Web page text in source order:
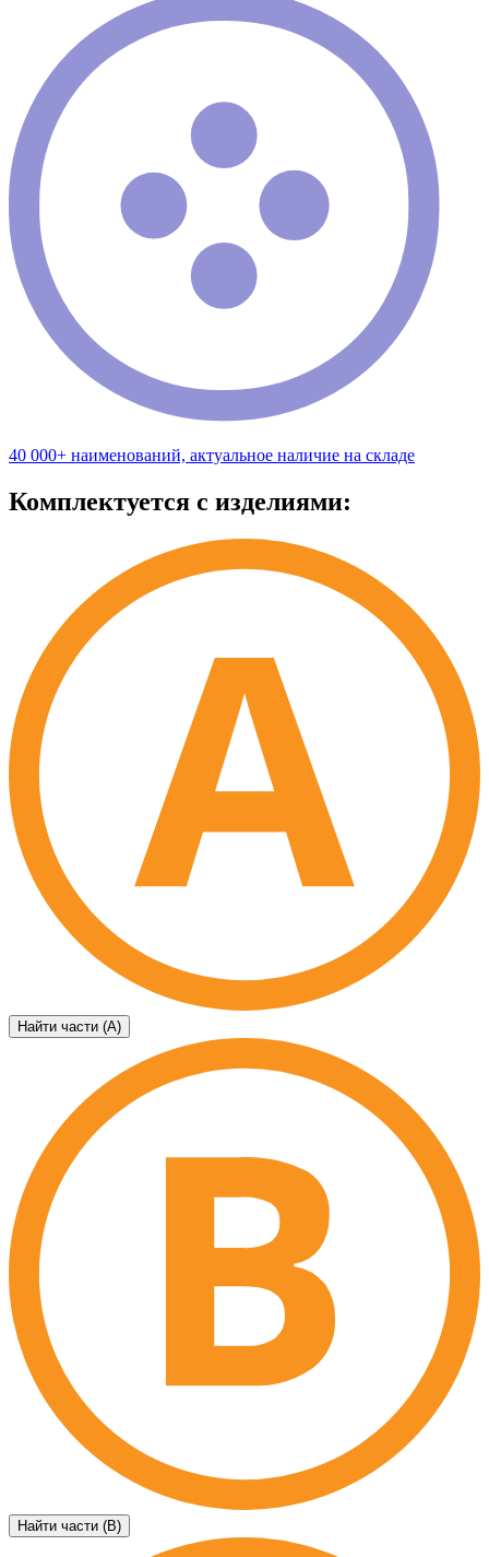
40 000+ наименований, актуальное наличие на складе
Комплектуется с изделиями:
Найти части (А)
Найти части (B)